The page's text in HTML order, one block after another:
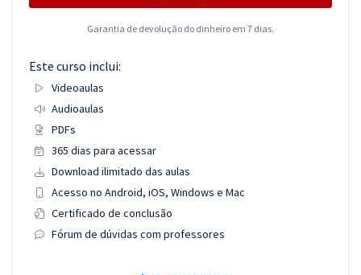
Garantia de devolução do dinheiro em 7 dias.
Este curso inclui:
Videoaulas
Audioaulas
PDFs
365 dias para acessar
Download ilimitado das aulas
Acesso no Android, iOS, Windows e Mac
Certificado de conclusão
Fórum de dúvidas com professores